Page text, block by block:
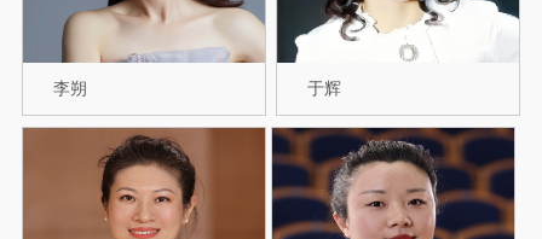
李朔 于辉